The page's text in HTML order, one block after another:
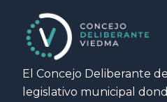
El Concejo Deliberante
legislativo municipal